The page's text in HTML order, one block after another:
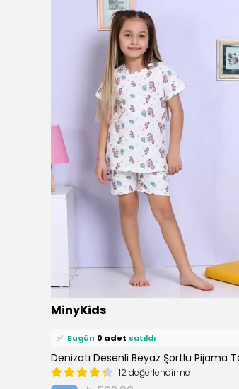
MinyKids
Bu ürünü0 kişifavoriledi!
0 kişi
✅ Bugün 0 adet satıldı
12 değerlendirme